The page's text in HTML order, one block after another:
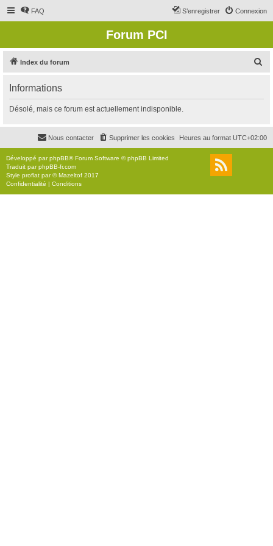
FAQ Connexion
S’enregistrer
Forum PCI
Index du forum
r
c
r
Informations
Désolé, mais ce forum est actuellement indisponible.
Heures au format UTC+02:00
Supprimer les cookies
Nous contacter
Développé parphpBB® Forum Software © phpBB Limited
Traduit parphpBB-fr.com
Style proflat par ©Mazeltof 2017
Confidentialité | Conditions